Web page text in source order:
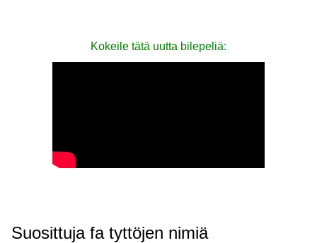
Kokeile tätä uutta bilepeliä:
Suosittuja fa tyttöjen nimiä